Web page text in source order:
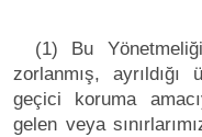
(1) Bu
zorlanmış,
geçici koruma
gelen veya